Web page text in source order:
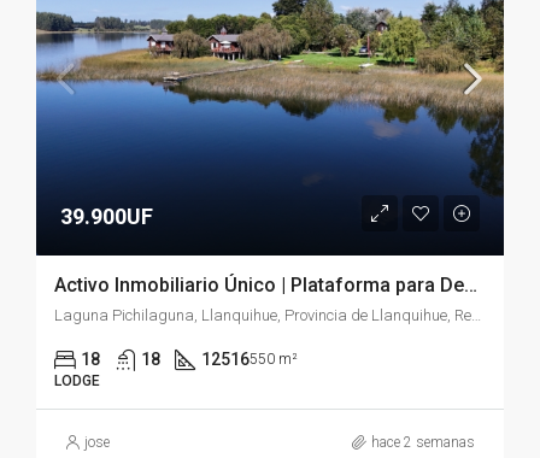
39.900UF
Activo Inmobiliario Único | Plataforma para Desarrollo Turístico y Bienestar
18 18 12516550 m²
LODGE
jose hace 2 semanas